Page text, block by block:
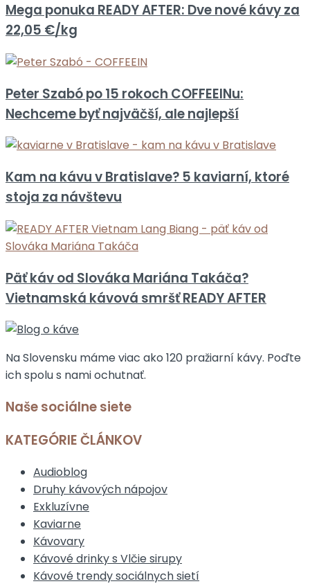
Mega ponuka READY AFTER: Dve nové kávy za
22,05 €/kg
Peter Szabó po 15 rokoch COFFEEINu:
Nechceme byť najväčší, ale najlepší
Kam na kávu v Bratislave? 5 kaviarní, ktoré
stoja za návštevu
Päť káv od Slováka Mariána Takáča?
Vietnamská kávová smršť READY AFTER
Na Slovensku máme viac ako 120 pražiarní kávy. Poďte
ich spolu s nami ochutnať.
Naše sociálne siete
KATEGÓRIE ČLÁNKOV
Audioblog
Druhy kávových nápojov
Exkluzívne
Kaviarne
Kávovary
Kávové drinky s Vlčie sirupy
Kávové trendy sociálnych sietí